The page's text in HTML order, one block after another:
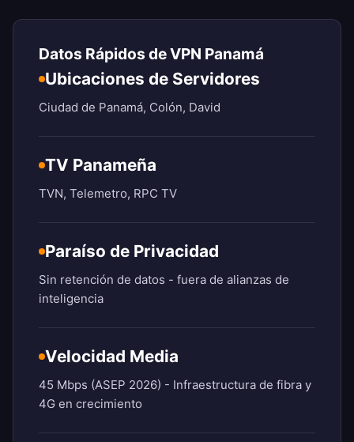
Datos Rápidos de VPN Panamá
Ubicaciones de Servidores
Ciudad de Panamá, Colón, David
TV Panameña
TVN, Telemetro, RPC TV
Paraíso de Privacidad
Sin retención de datos - fuera de alianzas de
inteligencia
Velocidad Media
45 Mbps (ASEP 2026) - Infraestructura de fibra y
4G en crecimiento